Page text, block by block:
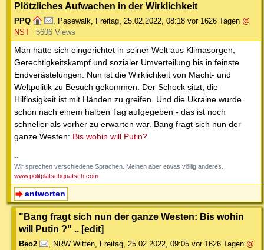
Plötzliches Aufwachen in der Wirklichkeit
PPQ Pasewalk Freitag, 25.02.2022, 08:18 vor 1626 Tagen @
NST
5606 Views
Man hatte sich eingerichtet in seiner Welt aus Klimasorgen,
Gerechtigkeitskampf und sozialer Umverteilung bis in feinste
Endverästelungen. Nun ist die Wirklichkeit von Macht- und
Weltpolitik zu Besuch gekommen. Der Schock sitzt, die
Hilflosigkeit ist mit Händen zu greifen. Und die Ukraine wurde
schon nach einem halben Tag aufgegeben - das ist noch
schneller als vorher zu erwarten war. Bang fragt sich nun der
ganze Westen: Bis wohin will Putin?
--
Wir sprechen verschiedene Sprachen. Meinen aber etwas völlig anderes.
www.politplatschquatsch.com
antworten
"Bang fragt sich nun der ganze Westen: Bis wohin
will Putin ?" .. [edit]
Beo2 , NRW Witten, Freitag, 25.02.2022, 09:05 vor 1626 Tagen @